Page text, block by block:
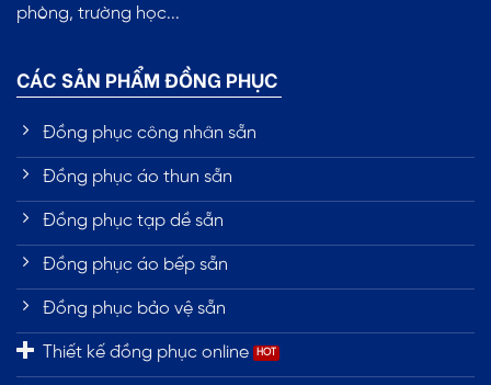
phòng, trường học...
CÁC SẢN PHẨM ĐỒNG PHỤC
Đồng phục công nhân sẵn
Đồng phục áo thun sẵn
Đồng phục tạp dề sẵn
Đồng phục áo bếp sẵn
Đồng phục bảo vệ sẵn
Thiết kế đồng phục online